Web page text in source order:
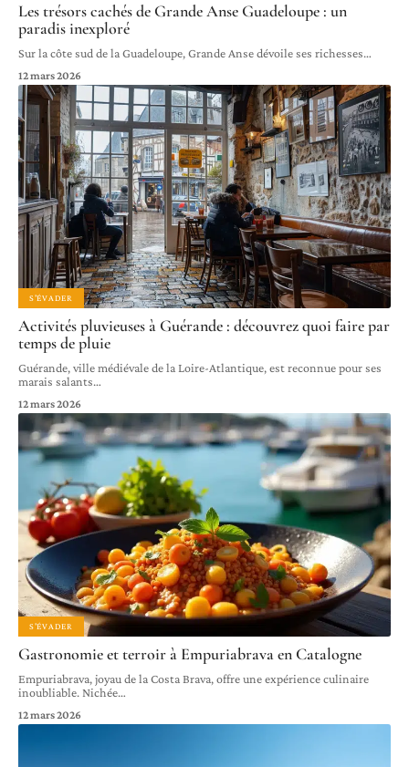
Les trésors cachés de Grande Anse Guadeloupe : un
paradis inexploré
Sur la côte sud de la Guadeloupe, Grande Anse dévoile ses richesses…
12 mars 2026
S'ÉVADER
Activités pluvieuses à Guérande : découvrez quoi faire par
temps de pluie
Guérande, ville médiévale de la Loire-Atlantique, est reconnue pour ses
marais salants…
12 mars 2026
S'ÉVADER
Gastronomie et terroir à Empuriabrava en Catalogne
Empuriabrava, joyau de la Costa Brava, offre une expérience culinaire
inoubliable. Nichée…
12 mars 2026